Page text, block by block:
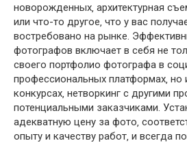
новорожденных‚ архитектурная
или что-то другое‚ что у вас
востребовано на рынке.
фотографов включает в себя не
своего портфолио фотографа в
профессиональных платформах‚ но
конкурсах‚ нетворкинг с другими
потенциальными заказчиками.
адекватную цену за фото‚
опыту и качеству работ‚ и всегда